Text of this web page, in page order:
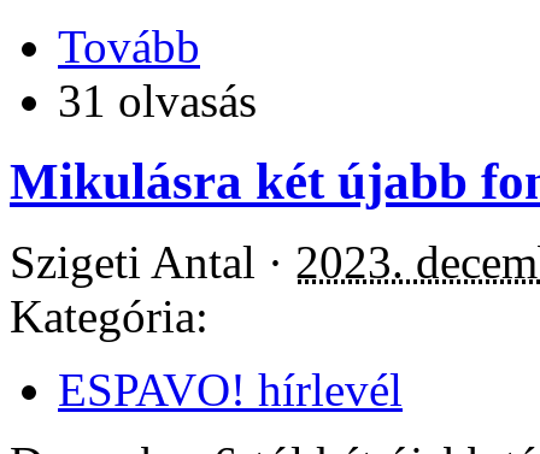
Tovább
31 olvasás
Mikulásra két újabb
Szigeti Antal · 2023.
Kategória:
ESPAVO! hírlevél